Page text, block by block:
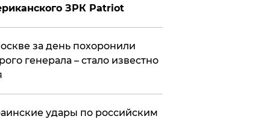
ЗРК Patriot
за день похоронили
генерала – стало известно
удары по российским